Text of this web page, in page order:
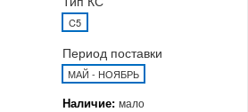
C5
Период поставки
МАЙ - НОЯБРЬ
Наличие: мало